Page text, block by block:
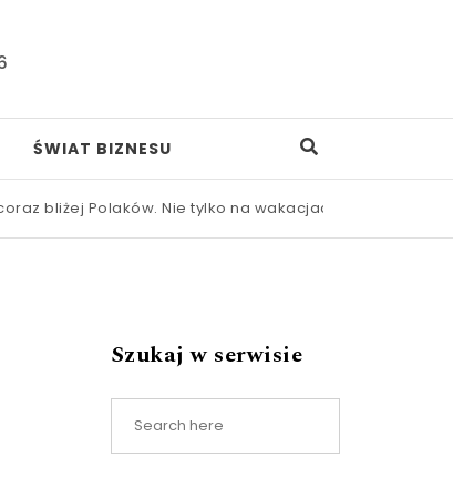
ŚWIAT BIZNESU
Polaków. Nie tylko na wakacjach | Nowa ustawa
Szukaj w serwisie